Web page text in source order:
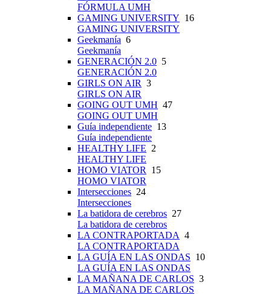
FÓRMULA UMH
GAMING UNIVERSITY 16
GAMING UNIVERSITY
Geekmanía 6
Geekmanía
GENERACIÓN 2.0 5
GENERACIÓN 2.0
GIRLS ON AIR 3
GIRLS ON AIR
GOING OUT UMH 47
GOING OUT UMH
Guía independiente 13
Guía independiente
HEALTHY LIFE 2
HEALTHY LIFE
HOMO VIATOR
15
HOMO VIATOR
Intersecciones 24
Intersecciones
La batidora de cerebros 27
La batidora de cerebros
LA CONTRAPORTADA 4
LA CONTRAPORTADA
LA GUÍA EN LAS ONDAS 10
LA GUÍA EN LAS ONDAS
LA MAÑANA DE CARLOS 3
LA MAÑANA DE CARLOS